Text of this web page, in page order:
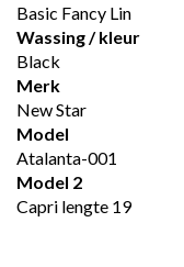
Basic Fancy Lin
Wassing / kleur
Black
Merk
New Star
Model
Atalanta-001
Model 2
Capri lengte 19